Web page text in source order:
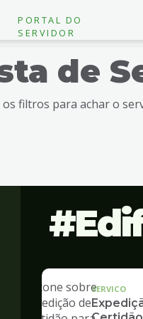
PORTAL DO
SERVIDOR
de
os filtros para achar o
SERVICO